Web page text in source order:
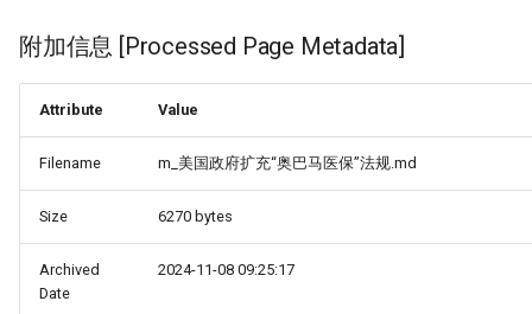
附加信息 [Processed Page Metadata]
Attribute Value
Filename m_美国政府扩充“奥巴马医保”法规.md
Size 6270 bytes
Archived
Date
2024-11-08 09:25:17